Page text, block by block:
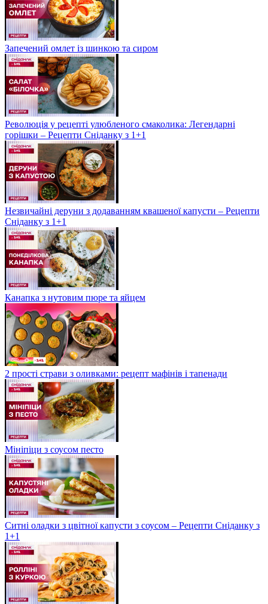
Запечений омлет із шинкою та сиром
Революція у рецепті улюбленого смаколика: Легендарні
горішки – Рецепти Сніданку з 1+1
Незвичайні деруни з додаванням квашеної капусти – Рецепти
Сніданку з 1+1
Канапка з нутовим пюре та яйцем
2 прості страви з оливками: рецепт мафінів і тапенади
Мініпіци з соусом песто
Ситні оладки з цвітної капусти з соусом – Рецепти Сніданку з
1+1